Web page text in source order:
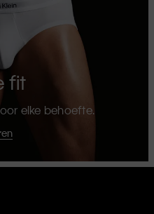
fit
elke behoefte.